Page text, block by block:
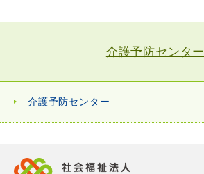
介護予防センター
介護予防センター